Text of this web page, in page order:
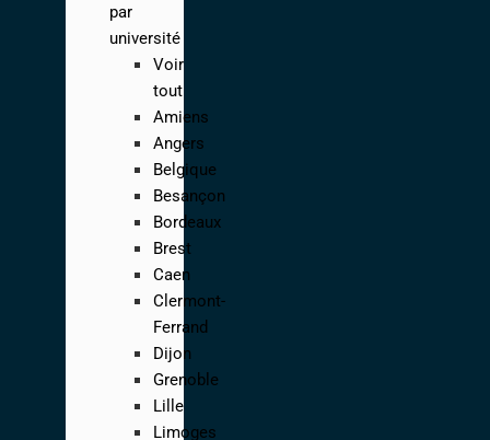
par
université
Voir
tout
Amiens
Angers
Belgique
Besançon
Bordeaux
Brest
Caen
Clermont-
Ferrand
Dijon
Grenoble
Lille
Limoges